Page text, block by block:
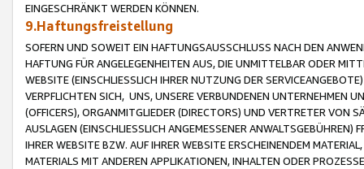
EINGESCHRÄNKT WERDEN KÖNNEN.
9.Haftungsfreistellung
SOFERN UND SOWEIT EIN HAFTUNGSAUSSCHLUSS NACH DEN
HAFTUNG FÜR ANGELEGENHEITEN AUS, DIE UNMITTELBAR ODER
WEBSITE (EINSCHLIESSLICH IHRER NUTZUNG DER
VERPFLICHTEN SICH, UNS, UNSERE VERBUNDENEN UNTERNEHMEN
(OFFICERS), ORGANMITGLIEDER (DIRECTORS) UND VERTRETER VON
AUSLAGEN (EINSCHLIESSLICH ANGEMESSENER
IHRER WEBSITE BZW. AUF IHRER WEBSITE ERSCHEINENDEM
MATERIALS MIT ANDEREN APPLIKATIONEN, INHALTEN ODER